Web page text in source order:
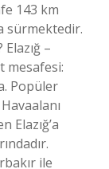
143 km
sürmektedir.
–
mesafesi:
Popüler
Elazığ’a
ile